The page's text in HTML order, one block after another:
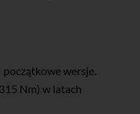
początkowe wersje.
Nm) w latach